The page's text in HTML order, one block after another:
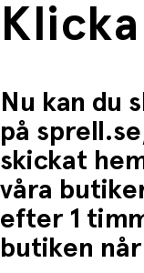
Nu kan du
på
skickat
våra
efter 1
butiken